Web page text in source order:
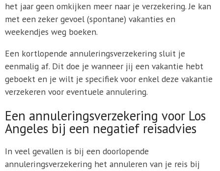
het jaar geen omkijken meer naar je verzekering. Je kan
met een zeker gevoel (spontane) vakanties en
weekendjes weg boeken.
Een kortlopende annuleringsverzekering sluit je
eenmalig af. Dit doe je wanneer jij een vakantie hebt
geboekt en je wilt je specifiek voor enkel deze vakantie
verzekeren voor eventuele annulering.
Een annuleringsverzekering voor Los
Angeles bij een negatief reisadvies
In veel gevallen is bij een doorlopende
annuleringsverzekering het annuleren van je reis bij